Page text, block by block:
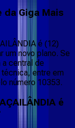
da Giga Mais
é (12)
um novo plano. Se
central de
entre em
número 10353.
é